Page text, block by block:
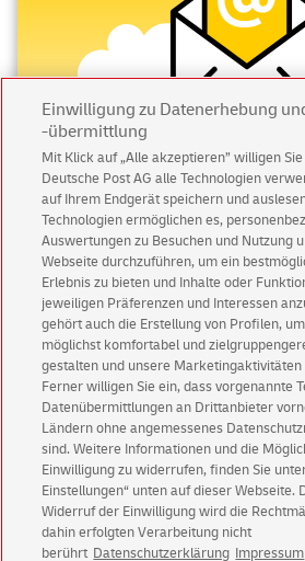
Abonnieren Sie
Immer informiert über
Aktionen - jetzt mit Vorteil
Privatkundensichern sich
für POSTSCAN!
Geschäftskundenerhalten
für Briefmarke individuell!
Zur Newsletter-
© Sat Aug 08 16:27:16 CEST 2026
Einwilligung zu Datenerhebung
-übermittlung
Mit Klick auf „Alle akzeptieren” willigen
Deutsche Post AG alle Technologien
auf Ihrem Endgerät speichern und
Technologien ermöglichen es,
Auswertungen zu Besuchen und Nutzung
Webseite durchzuführen, um ein
Erlebnis zu bieten und Inhalte oder
jeweiligen Präferenzen und Interessen
gehört auch die Erstellung von Profilen,
möglichst komfortabel und
gestalten und unsere Marketingaktivitäten
Ferner willigen Sie ein, dass vorgenannte
Datenübermittlungen an Drittanbieter
Ländern ohne angemessenes
sind. Weitere Informationen und die
Einwilligung zu widerrufen, finden Sie
Einstellungen“ unten auf dieser Webseite.
Widerruf der Einwilligung wird die
dahin erfolgten Verarbeitung nicht
berührt Datenschutzerklärung Impressum